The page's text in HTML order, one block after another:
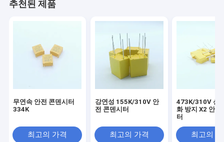
추천된 제품
무연속 안전 콘덴시터
334K
최고의 가격
강연성 155K/310V 안
전 콘덴시터
최고의 가격
473K/310V 산
화 방지 X2 안전
터
최고의